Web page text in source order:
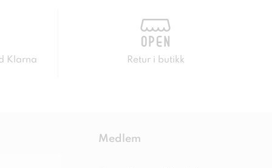
Klarna Retur i butikk
Medlem